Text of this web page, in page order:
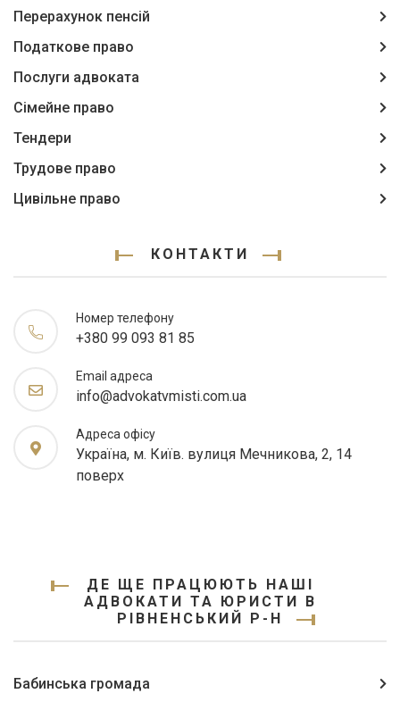
Перерахунок пенсій
Податкове право
Послуги адвоката
Сімейне право
Тендери
Трудове право
Цивільне право
КОНТАКТИ
Номер телефону
+380 99 093 81 85
Email адреса
info@advokatvmisti.com.ua
Адреса офісу
Україна, м. Київ. вулиця Мечникова, 2, 14
поверх
ДЕ ЩЕ ПРАЦЮЮТЬ НАШІ
АДВОКАТИ ТА ЮРИСТИ В
РІВНЕНСЬКИЙ Р-Н
Бабинська громада